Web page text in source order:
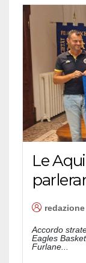
Le
redazione
Accordo
Eagles
Furlane...